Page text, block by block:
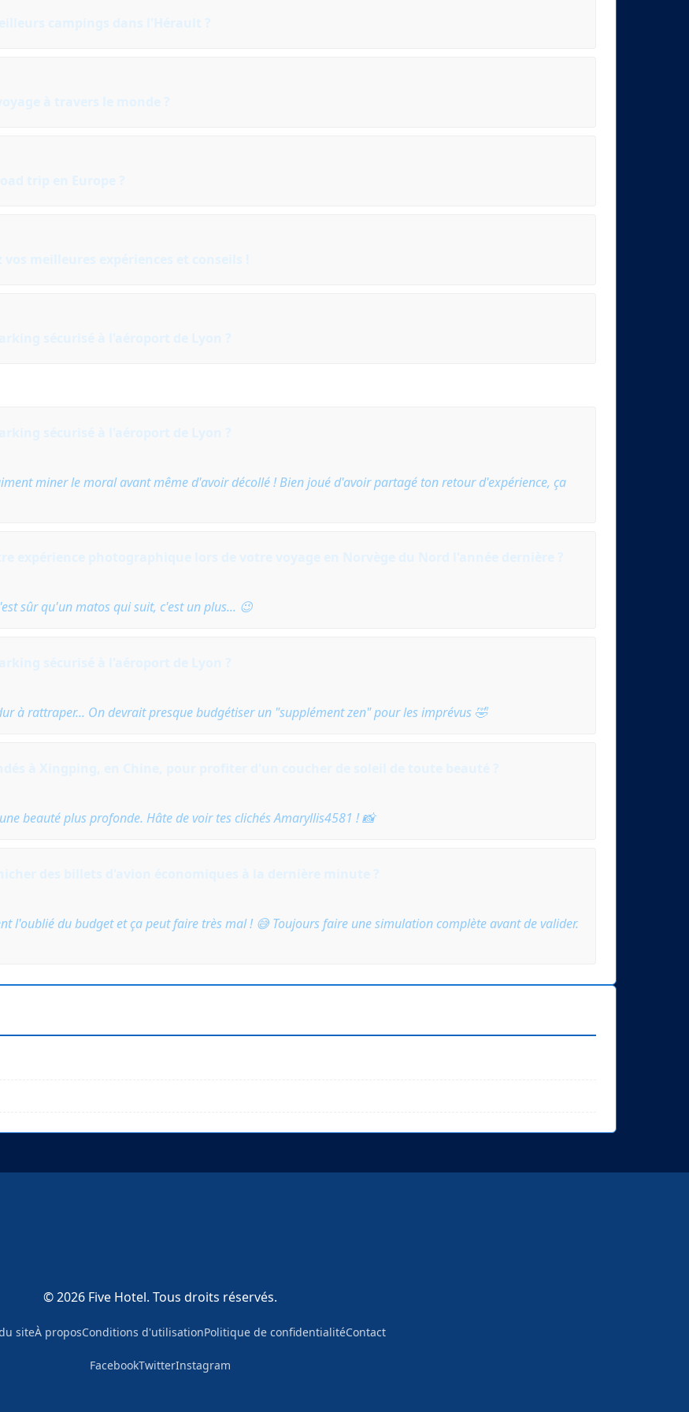
miner le moral avant même d'avoir décollé ! Bien joué d'avoir partagé ton retour d'expérience, ça
sûr qu'un matos qui suit, c'est un plus... 😉
à rattraper... On devrait presque budgétiser un "supplément zen" pour les imprévus 🤣
beauté plus profonde. Hâte de voir tes clichés Amaryllis4581 ! 📸
l'oublié du budget et ça peut faire très mal ! 😅 Toujours faire une simulation complète avant de valider.
© 2026 Five Hotel. Tous droits réservés.
siteÀ proposConditions d'utilisationPolitique de confidentialitéContact
FacebookTwitterInstagram